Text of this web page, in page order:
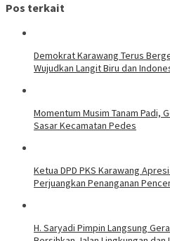
Pos terkait
Demokrat Karawang Terus
Wujudkan Langit Biru dan
Momentum Musim Tanam Padi,
Sasar Kecamatan Pedes
Ketua DPD PKS Karawang
Perjuangkan Penanganan
H. Saryadi Pimpin Langsung